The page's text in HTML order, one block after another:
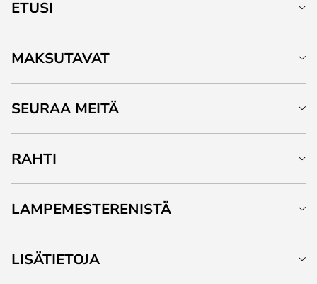
ETUSI
MAKSUTAVAT
SEURAA MEITÄ
RAHTI
LAMPEMESTERENISTÄ
LISÄTIETOJA